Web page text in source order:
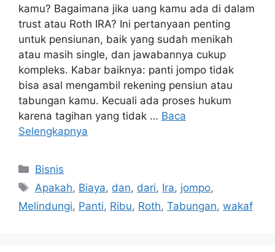
kamu? Bagaimana jika uang kamu ada di dalam
trust atau Roth IRA? Ini pertanyaan penting
untuk pensiunan, baik yang sudah menikah
atau masih single, dan jawabannya cukup
kompleks. Kabar baiknya: panti jompo tidak
bisa asal mengambil rekening pensiun atau
tabungan kamu. Kecuali ada proses hukum
karena tagihan yang tidak … Baca
Selengkapnya
Kategori
Bisnis
Tag
Apakah, Biaya, dan, dari, Ira, jompo,
Melindungi, Panti, Ribu, Roth, Tabungan, wakaf